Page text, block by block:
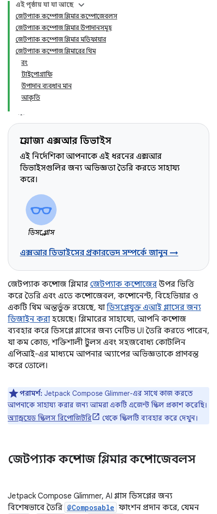
এই পৃষ্ঠায় যা যা আছে
জেটপ্যাক কম্পোজ গ্লিমার কম্পোজেবলস
জেটপ্যাক কম্পোজ গ্লিমার উপাদানসমূহ
জেটপ্যাক কম্পোজ গ্লিমার মডিফায়ার
জেটপ্যাক কম্পোজ গ্লিমারের থিম
রং
টাইপোগ্রাফি
উপাদান ব্যবধান মান
আকৃতি
প্রযোজ্য এক্সআর ডিভাইস
এই নির্দেশিকা আপনাকে এই ধরনের এক্সআর
ডিভাইসগুলির জন্য অভিজ্ঞতা তৈরি করতে সাহায্য
করে।
ডিসপ্লে গ্লাস
এক্সআর ডিভাইসের প্রকারভেদ সম্পর্কে জানুন →
জেটপ্যাক কম্পোজ গ্লিমার জেটপ্যাক কম্পোজের উপর ভিত্তি
করে তৈরি এবং এতে কম্পোজেবল, কম্পোনেন্ট, বিহেভিয়ার ও
একটি থিম অন্তর্ভুক্ত রয়েছে, যাডিসপ্লেযুক্ত এআই গ্লাসের জন্য
ডিজাইন করাহয়েছে। গ্লিমারের সাহায্যে, আপনি কম্পোজ
ব্যবহার করে ডিসপ্লে গ্লাসের জন্য নেটিভ UI তৈরি করতে পারেন,
যা কম কোড, শক্তিশালী টুলস এবং সহজবোধ্য কোটলিন
এপিআই-এর মাধ্যমে আপনার অ্যাপের অভিজ্ঞতাকে প্রাণবন্ত
করে তোলে।
পরামর্শ: Jetpack Compose Glimmer-এর সাথে কাজ করতে
আপনাকে সাহায্য করার জন্য আমরা একটি এজেন্ট স্কিল প্রকাশ করেছি।
অ্যান্ড্রয়েড স্কিলস রিপোজিটরি
থেকে স্কিলটি ব্যবহার করে দেখুন।
জেটপ্যাক কম্পোজ গ্লিমার কম্পোজেবলস
Jetpack Compose Glimmer, AI গ্লাস ডিসপ্লের জন্য
বিশেষভাবে তৈরি @Composable ফাংশন প্রদান করে, যেমন